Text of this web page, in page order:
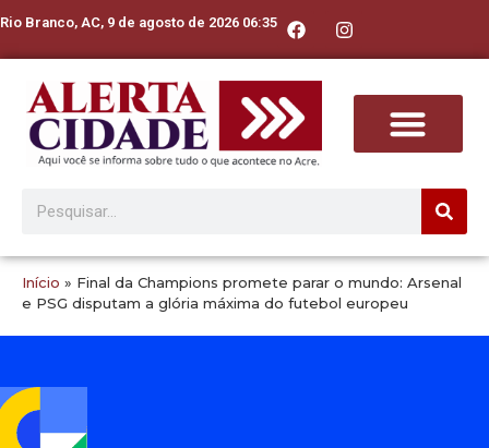
Rio Branco, AC, 9 de agosto de 2026 06:35
Início » Final da Champions promete parar o mundo: Arsenal
e PSG disputam a glória máxima do futebol europeu